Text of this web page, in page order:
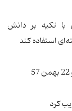
با تكیه بر دانش
استفاده كند